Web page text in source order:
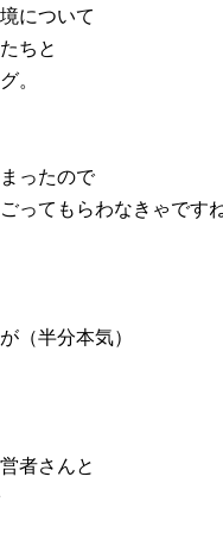
について
ちと
。
ったので
ってもらわなきゃです
（半分本気）
者さんと